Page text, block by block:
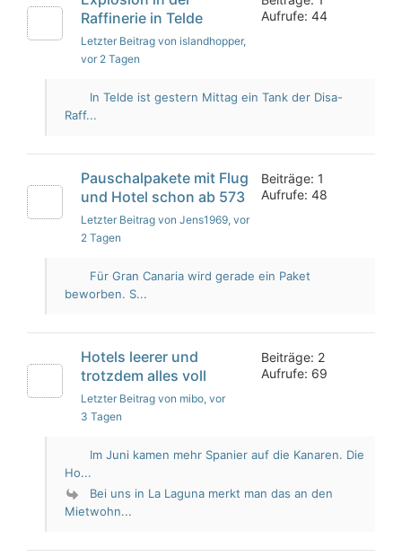
Raffinerie in Telde
Letzter Beitrag von islandhopper,
vor 2 Tagen
Aufrufe: 44
In Telde ist gestern Mittag ein Tank der Disa-
Raff...
Pauschalpakete mit Flug
und Hotel schon ab 573
Letzter Beitrag von Jens1969, vor
2 Tagen
Beiträge: 1
Aufrufe: 48
Für Gran Canaria wird gerade ein Paket
beworben. S...
Hotels leerer und
trotzdem alles voll
Letzter Beitrag von mibo, vor
3 Tagen
Beiträge: 2
Aufrufe: 69
Im Juni kamen mehr Spanier auf die Kanaren. Die
Ho...
Bei uns in La Laguna merkt man das an den
Mietwohn...